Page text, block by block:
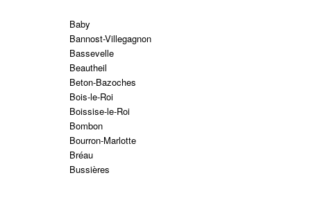
Baby
Bannost-Villegagnon
Bassevelle
Beautheil
Beton-Bazoches
Bois-le-Roi
Boissise-le-Roi
Bombon
Bourron-Marlotte
Bréau
Bussières